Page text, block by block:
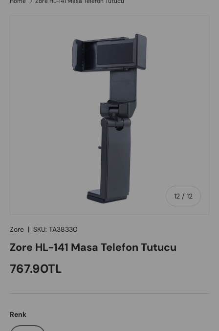
12 / of
12
Zore | SKU: TA38330
Zore HL-141 Masa Telefon Tutucu
Regular price
767.90TL
Renk